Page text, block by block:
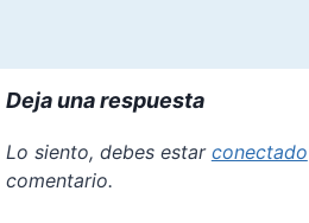
Deja una respuesta
Lo siento, debes estar conectado
comentario.